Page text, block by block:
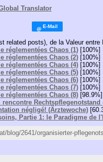
Translator
related posts), de la Valeur entre
réglementées Chaos (1)[100%]
réglementées Chaos (2)[100%]
réglementées Chaos (4)[100%]
réglementées Chaos (5)[100%]
réglementées Chaos (6)[100%]
réglementées Chaos (7)[100%]
réglementées Chaos (8)[98.9%]
Rechtspflegenotstand
négligé! (Ärztewoche)
Partie 1: le Paradigme de
blog/2641/organisierter-